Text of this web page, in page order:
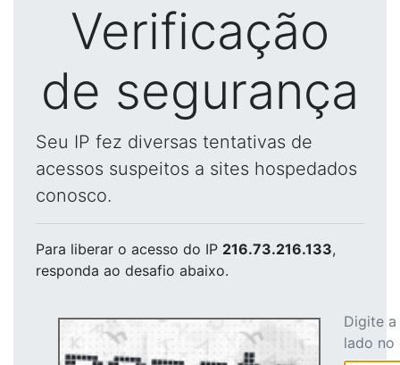
Verificação
de segurança
Seu IP fez diversas tentativas de
acessos suspeitos a sites hospedados
conosco.
Para liberar o acesso do IP 216.73.216.133,
responda ao desafio abaixo.
Digite
lado no